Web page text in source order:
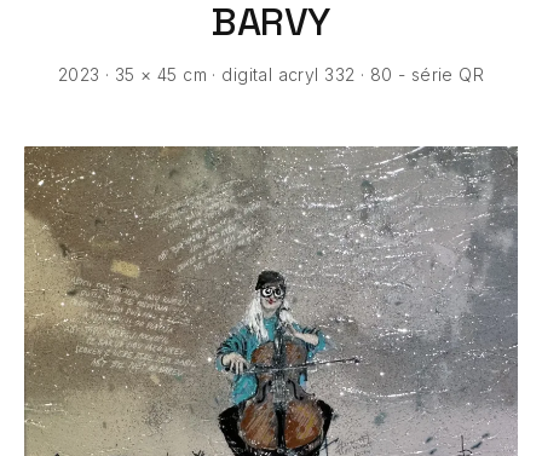
BARVY
2023 · 35 × 45 cm · digital acryl 332 · 80 - série QR